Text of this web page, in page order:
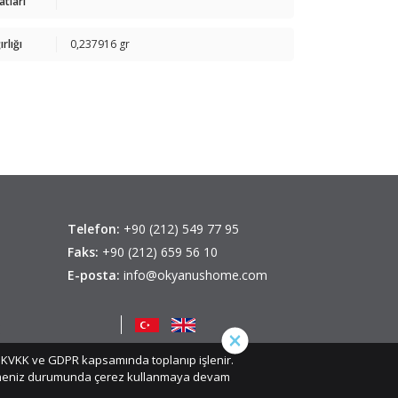
0,237916 gr
Telefon: +90 (212) 549 77 95
Faks: +90 (212) 659 56 10
E-posta: info@okyanushome.com
ve GDPR kapsamında toplanıp işlenir.
durumunda çerez kullanmaya devam